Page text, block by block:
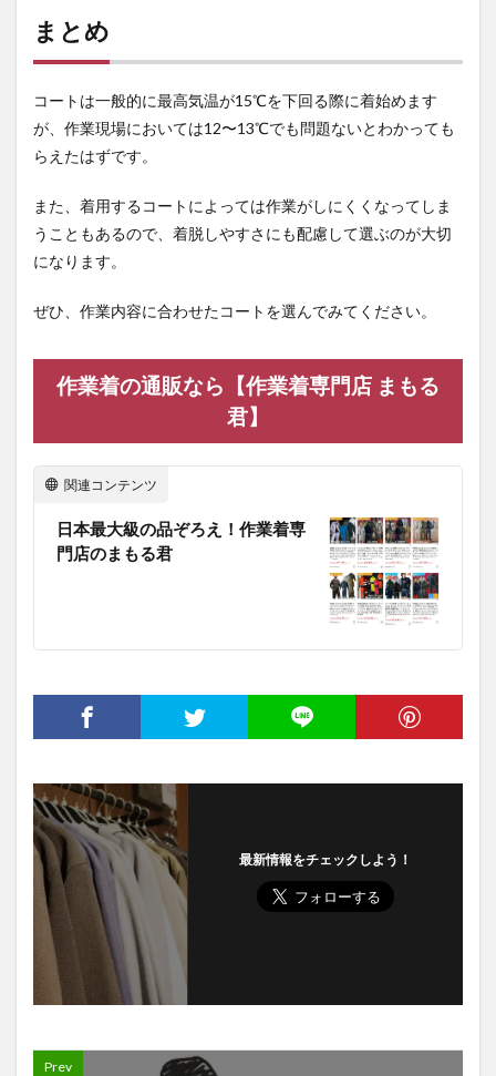
まとめ
コートは一般的に最高気温が15℃を下回る際に着始めます
が、作業現場においては12〜13℃でも問題ないとわかっても
らえたはずです。
また、着用するコートによっては作業がしにくくなってしま
うこともあるので、着脱しやすさにも配慮して選ぶのが大切
になります。
ぜひ、作業内容に合わせたコートを選んでみてください。
作業着の通販なら【作業着専門店 まもる
君】
関連コンテンツ
日本最大級の品ぞろえ！作業着専
門店のまもる君
最新情報をチェックしよう！
Prev